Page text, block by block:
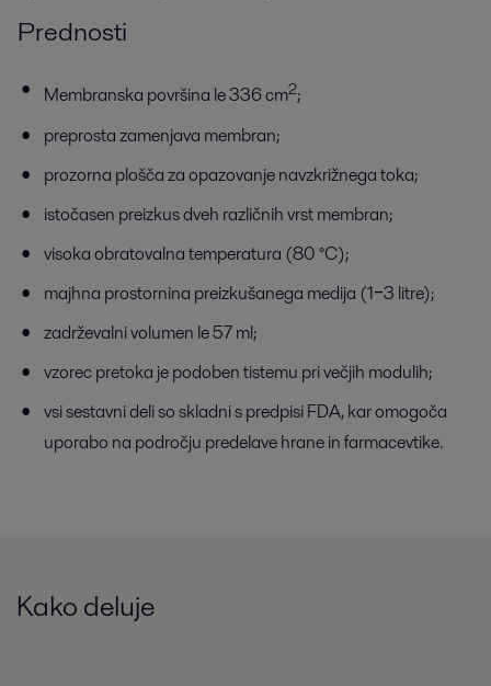
Prednosti
Membranska površina le 336 cm2;
preprosta zamenjava membran;
prozorna plošča za opazovanje navzkrižnega toka;
istočasen preizkus dveh različnih vrst membran;
visoka obratovalna temperatura (80 °C);
majhna prostornina preizkušanega medija (1‒3 litre);
zadrževalni volumen le 57 ml;
vzorec pretoka je podoben tistemu pri večjih modulih;
vsi sestavni deli so skladni s predpisi FDA, kar omogoča
uporabo na področju predelave hrane in farmacevtike.
Kako deluje